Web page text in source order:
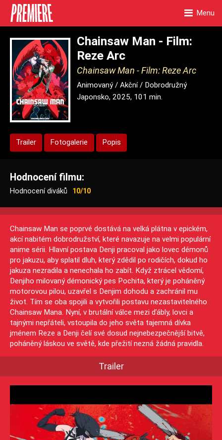
Menu
Chainsaw Man - Film:
Reze Arc
Chainsaw Man - Film: Reze Arc
Animovaný / Akční / Dobrodružný
Japonsko, 2025, 101 min.
Trailer Fotogalerie Popis
Hodnocení filmu:
Hodnocení diváků 10/10
Chainsaw Man se poprvé dostává na velká plátna v epickém,
akcí nabitém dobrodružství, které navazuje na velmi populární
anime sérii. Hlavní postava Denji pracoval jako lovec démonů
pro jakuzu, aby splatil dluh, který zdědil po rodičích, dokud ho
jakuza nezradila a nenechala ho zabít. Když ztrácel vědomí,
Denjiho milovaný démonický pes Pochita, který je poháněný
motorovou pilou, uzavřel s Denjim dohodu a zachránil mu
život. Tím se oba spojili a vytvořili postavu nezastavitelného
Chainsaw Mana. Nyní, v brutální válce mezi ďábly, lovci a
tajnými nepřáteli, vstoupila do jeho světa tajemná dívka
jménem Reze a Denji čelí své dosud nejnebezpečnější bitvě,
poháněný láskou ve světě, kde přežití nezná žádná pravidla.
Trailer